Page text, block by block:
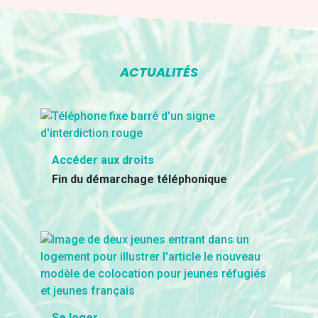
ACTUALITÉS
Accéder aux droits
Fin du démarchage téléphonique